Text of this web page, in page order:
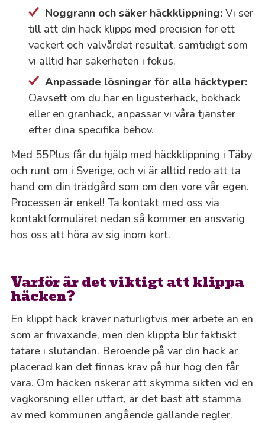
Noggrann och säker häckklippning:Vi ser
till att din häck klipps med precision för ett
vackert och välvårdat resultat, samtidigt som
vi alltid har säkerheten i fokus.
Anpassade lösningar för alla häcktyper:
Oavsett om du har en ligusterhäck, bokhäck
eller en granhäck, anpassar vi våra tjänster
efter dina specifika behov.
Med 55Plus får du hjälp med häckklippning i Täby
och runt om i Sverige, och vi är alltid redo att ta
hand om din trädgård som om den vore vår egen.
Processen är enkel! Ta kontakt med oss via
kontaktformuläret nedan så kommer en ansvarig
hos oss att höra av sig inom kort.
Varför är det viktigt att klippa
häcken?
En klippt häck kräver naturligtvis mer arbete än en
som är friväxande, men den klippta blir faktiskt
tätare i slutändan. Beroende på var din häck är
placerad kan det finnas krav på hur hög den får
vara. Om häcken riskerar att skymma sikten vid en
vägkorsning eller utfart, är det bäst att stämma
av med kommunen angående gällande regler.